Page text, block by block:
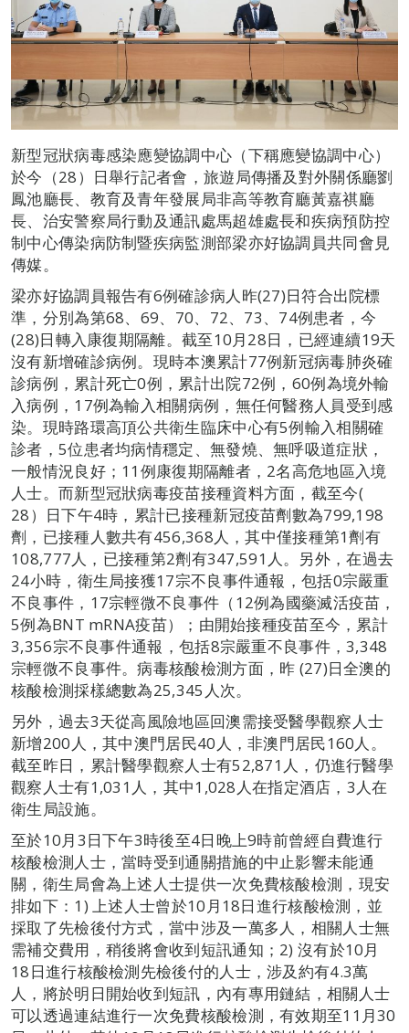
新型冠狀病毒感染應變協調中心（下稱應變協調中心）
於今（28）日舉行記者會，旅遊局傳播及對外關係廳劉
鳳池廳長、教育及青年發展局非高等教育廳黃嘉祺廳
長、治安警察局行動及通訊處馬超雄處長和疾病預防控
制中心傳染病防制暨疾病監測部梁亦好協調員共同會見
傳媒。
梁亦好協調員報告有6例確診病人昨(27)日符合出院標
準，分別為第68、69、70、72、73、74例患者，今
(28)日轉入康復期隔離。截至10月28日，已經連續19天
沒有新增確診病例。現時本澳累計77例新冠病毒肺炎確
診病例，累計死亡0例，累計出院72例，60例為境外輸
入病例，17例為輸入相關病例，無任何醫務人員受到感
染。現時路環高頂公共衛生臨床中心有5例輸入相關確
診者，5位患者均病情穩定、無發燒、無呼吸道症狀，
一般情況良好；11例康復期隔離者，2名高危地區入境
人士。而新型冠狀病毒疫苗接種資料方面，截至今(
28）日下午4時，累計已接種新冠疫苗劑數為799,198
劑，已接種人數共有456,368人，其中僅接種第1劑有
108,777人，已接種第2劑有347,591人。另外，在過去
24小時，衛生局接獲17宗不良事件通報，包括0宗嚴重
不良事件，17宗輕微不良事件（12例為國藥滅活疫苗，
5例為BNT mRNA疫苗）；由開始接種疫苗至今，累計
3,356宗不良事件通報，包括8宗嚴重不良事件，3,348
宗輕微不良事件。病毒核酸檢測方面，昨 (27)日全澳的
核酸檢測採樣總數為25,345人次。
另外，過去3天從高風險地區回澳需接受醫學觀察人士
新增200人，其中澳門居民40人，非澳門居民160人。
截至昨日，累計醫學觀察人士有52,871人，仍進行醫學
觀察人士有1,031人，其中1,028人在指定酒店，3人在
衛生局設施。
至於10月3日下午3時後至4日晚上9時前曾經自費進行
核酸檢測人士，當時受到通關措施的中止影響未能通
關，衛生局會為上述人士提供一次免費核酸檢測，現安
排如下：1) 上述人士曾於10月18日進行核酸檢測，並
採取了先檢後付方式，當中涉及一萬多人，相關人士無
需補交費用，稍後將會收到短訊通知；2) 沒有於10月
18日進行核酸檢測先檢後付的人士，涉及約有4.3萬
人，將於明日開始收到短訊，內有專用鏈結，相關人士
可以透過連結進行一次免費核酸檢測，有效期至11月30